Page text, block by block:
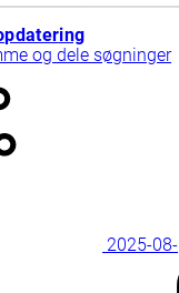
og dele søgninger
2025-08-